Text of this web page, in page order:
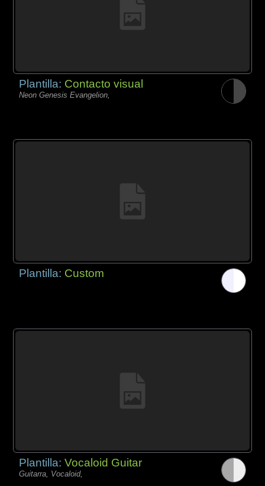
Plantilla: Contacto visual
Neon Genesis Evangelion,
Plantilla: Custom
Plantilla:Vocaloid Guitar
Guitarra, Vocaloid,